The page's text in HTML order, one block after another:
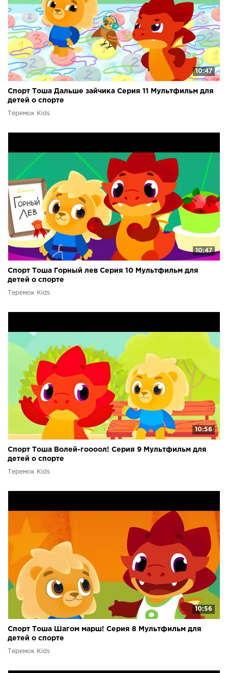
10:47
Спорт Тоша Дальше зайчика Серия 11 Мультфильм для
детей о спорте
Теремок Kids
10:47
Спорт Тоша Горный лев Серия 10 Мультфильм для
детей о спорте
Теремок Kids
10:56
Спорт Тоша Волей-гоооол! Серия 9 Мультфильм для
детей о спорте
Теремок Kids
10:56
Спорт Тоша Шагом марш! Серия 8 Мультфильм для
детей о спорте
Теремок Kids